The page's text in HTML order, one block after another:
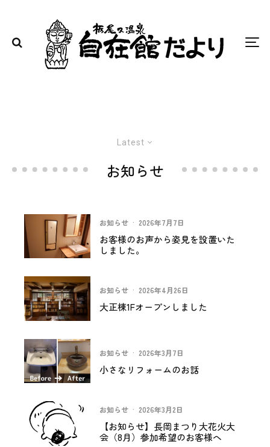
Latest
お知らせ
お知らせ · 2026年7月7日
お客様のお声から姿見を設置いた
しました。
お知らせ · 2026年4月26日
大正棟1Fオープンしました
お知らせ · 2026年3月7日
小さなリフォームのお話
お知らせ · 2026年3月2日
【お知らせ】長岡まつり大花火大
会（8月）参加希望のお客様へ